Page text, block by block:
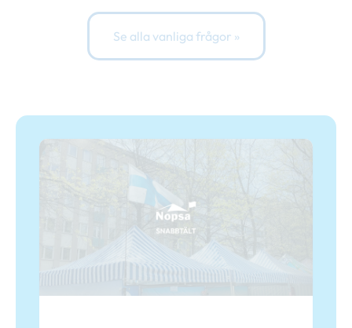
Se alla vanliga frågor »